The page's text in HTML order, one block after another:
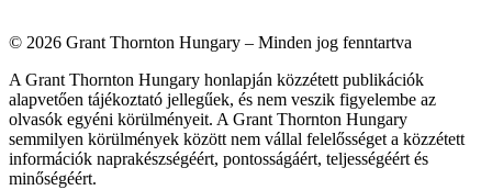
© 2026 Grant Thornton Hungary – Minden jog fenntartva
A Grant Thornton Hungary honlapján közzétett publikációk
alapvetően tájékoztató jellegűek, és nem veszik figyelembe az
olvasók egyéni körülményeit. A Grant Thornton Hungary
semmilyen körülmények között nem vállal felelősséget a közzétett
információk naprakészségéért, pontosságáért, teljességéért és
minőségéért.